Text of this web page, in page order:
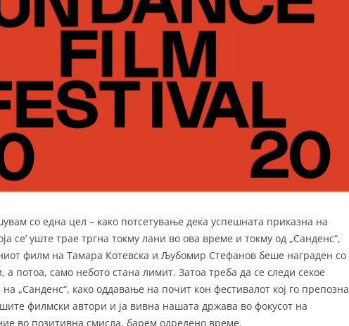
со една цел – како потсетување дека успешната приказна на
се’ уште трае тргна токму лани во ова време и токму од „Санденс“,
филм на Тамара Котевска и Љубомир Стефанов беше награден со
а потоа, само небото стана лимит. Затоа треба да се следи секое
„Санденс“, како оддавање на почит кон фестивалот кој го препозна
филмски автори и ја вивна нашата држава во фокусот на
во позитивна смисла, барем одредено време.